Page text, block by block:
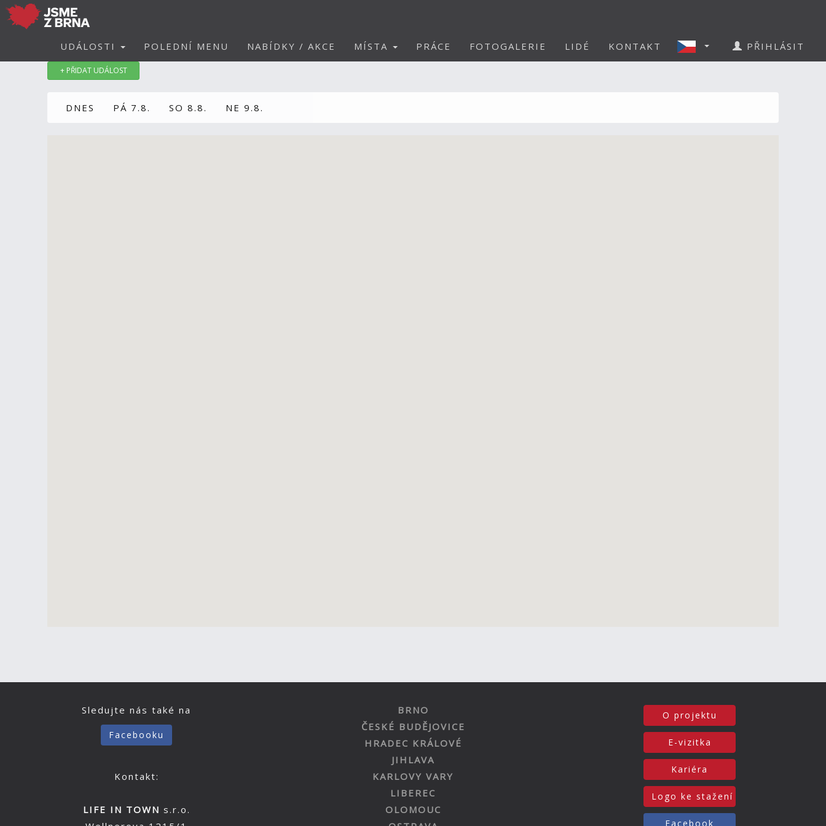
UDÁLOSTI POLEDNÍ MENU NABÍDKY / AKCE MÍSTA PRÁCE FOTOGALERIE LIDÉ KONTAKT PŘIHLÁSIT
+ PŘIDAT UDÁLOST
DNES PÁ 7.8. SO 8.8. NE 9.8.
Sledujte nás také na
Facebooku
Kontakt:
LIFE IN TOWN s.r.o.
BRNO
ČESKÉ BUDĚJOVICE
HRADEC KRÁLOVÉ
JIHLAVA
KARLOVY VARY
LIBEREC
OLOMOUC
O projektu
E-vizitka
Kariéra
Logo ke stažení
Facebook